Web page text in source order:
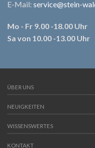
E-Mail: service@stein-
Mo - Fr 9.00 -18.00 Uhr
Sa von 10.00 -13.00 Uhr
ÜBER UNS
NEUIGKEITEN
WISSENSWERTES
KONTAKT